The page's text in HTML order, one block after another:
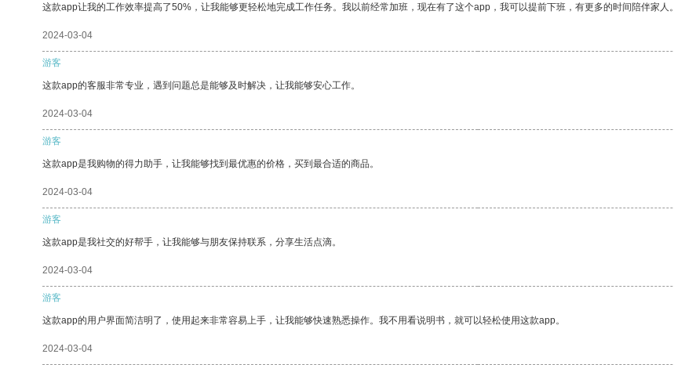
这款app让我的工作效率提高了50%，让我能够更轻松地完成工作任务。我以前经常加班，现在有了这个app，我可以提前下班，有更多的时间陪伴家人。
2024-03-04
游客
这款app的客服非常专业，遇到问题总是能够及时解决，让我能够安心工作。
2024-03-04
游客
这款app是我购物的得力助手，让我能够找到最优惠的价格，买到最合适的商品。
2024-03-04
游客
这款app是我社交的好帮手，让我能够与朋友保持联系，分享生活点滴。
2024-03-04
游客
这款app的用户界面简洁明了，使用起来非常容易上手，让我能够快速熟悉操作。我不用看说明书，就可以轻松使用这款app。
2024-03-04